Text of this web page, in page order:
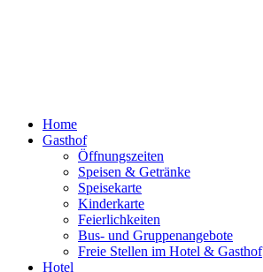
Home
Gasthof
Öffnungszeiten
Speisen & Getränke
Speisekarte
Kinderkarte
Feierlichkeiten
Bus- und Gruppenangebote
Freie Stellen im Hotel & Gasthof
Hotel